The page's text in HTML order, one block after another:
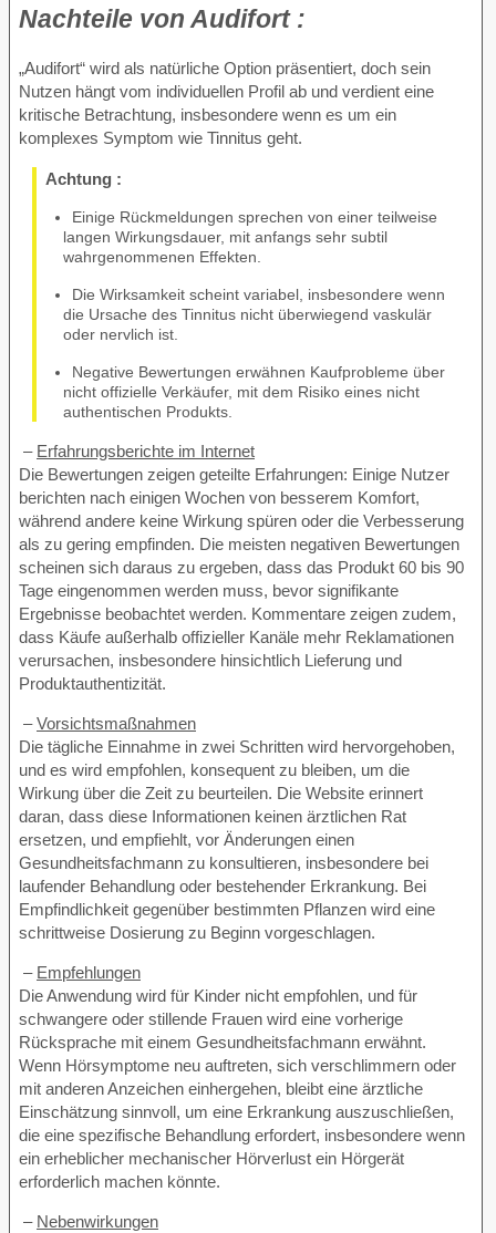
Nachteile von Audifort :
„Audifort“ wird als natürliche Option präsentiert, doch sein
Nutzen hängt vom individuellen Profil ab und verdient eine
kritische Betrachtung, insbesondere wenn es um ein
komplexes Symptom wie Tinnitus geht.
Achtung :
Einige Rückmeldungen sprechen von einer teilweise
langen Wirkungsdauer, mit anfangs sehr subtil
wahrgenommenen Effekten.
Die Wirksamkeit scheint variabel, insbesondere wenn
die Ursache des Tinnitus nicht überwiegend vaskulär
oder nervlich ist.
Negative Bewertungen erwähnen Kaufprobleme über
nicht offizielle Verkäufer, mit dem Risiko eines nicht
authentischen Produkts.
– Erfahrungsberichte im Internet
Die Bewertungen zeigen geteilte Erfahrungen: Einige Nutzer
berichten nach einigen Wochen von besserem Komfort,
während andere keine Wirkung spüren oder die Verbesserung
als zu gering empfinden. Die meisten negativen Bewertungen
scheinen sich daraus zu ergeben, dass das Produkt 60 bis 90
Tage eingenommen werden muss, bevor signifikante
Ergebnisse beobachtet werden. Kommentare zeigen zudem,
dass Käufe außerhalb offizieller Kanäle mehr Reklamationen
verursachen, insbesondere hinsichtlich Lieferung und
Produktauthentizität.
–Vorsichtsmaßnahmen
Die tägliche Einnahme in zwei Schritten wird hervorgehoben,
und es wird empfohlen, konsequent zu bleiben, um die
Wirkung über die Zeit zu beurteilen. Die Website erinnert
daran, dass diese Informationen keinen ärztlichen Rat
ersetzen, und empfiehlt, vor Änderungen einen
Gesundheitsfachmann zu konsultieren, insbesondere bei
laufender Behandlung oder bestehender Erkrankung. Bei
Empfindlichkeit gegenüber bestimmten Pflanzen wird eine
schrittweise Dosierung zu Beginn vorgeschlagen.
– Empfehlungen
Die Anwendung wird für Kinder nicht empfohlen, und für
schwangere oder stillende Frauen wird eine vorherige
Rücksprache mit einem Gesundheitsfachmann erwähnt.
Wenn Hörsymptome neu auftreten, sich verschlimmern oder
mit anderen Anzeichen einhergehen, bleibt eine ärztliche
Einschätzung sinnvoll, um eine Erkrankung auszuschließen,
die eine spezifische Behandlung erfordert, insbesondere wenn
ein erheblicher mechanischer Hörverlust ein Hörgerät
erforderlich machen könnte.
– Nebenwirkungen